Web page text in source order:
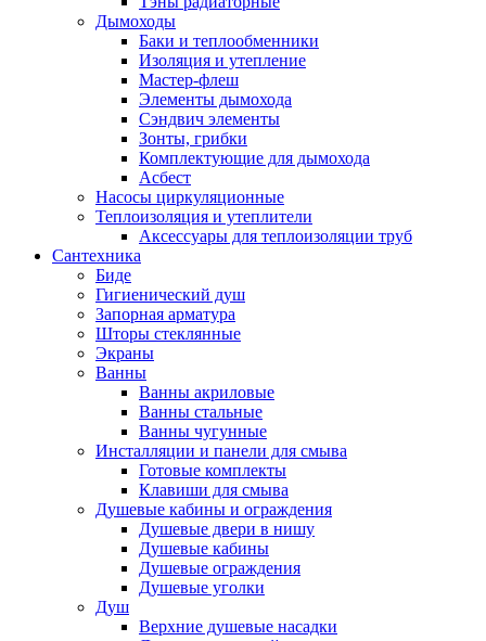
Дымоходы
Баки и теплообменники
Изоляция и утепление
Мастер-флеш
Элементы дымохода
Сэндвич элементы
Зонты, грибки
Комплектующие для дымохода
Асбест
Насосы циркуляционные
Теплоизоляция и утеплители
Аксессуары для теплоизоляции труб
Сантехника
Биде
Гигиенический душ
Запорная арматура
Шторы стеклянные
Экраны
Ванны
Ванны акриловые
Ванны стальные
Ванны чугунные
Инсталляции и панели для смыва
Готовые комплекты
Клавиши для смыва
Душевые кабины и ограждения
Душевые двери в нишу
Душевые кабины
Душевые ограждения
Душевые уголки
Душ
Верхние душевые насадки